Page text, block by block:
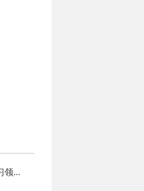
建设世界科技强国——学习领会习近平总书记关于科技创新的…